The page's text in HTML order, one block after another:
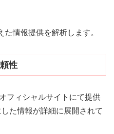
情報提供を解析します。
性
フィシャルサイトにて提供
た情報が詳細に展開されて